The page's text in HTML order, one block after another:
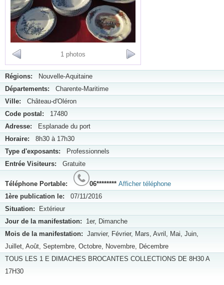
1 photos
Régions: Nouvelle-Aquitaine
Départements: Charente-Maritime
Ville: Château-d'Oléron
Code postal: 17480
Adresse: Esplanade du port
Horaire: 8h30 à 17h30
Type d'exposants: Professionnels
Entrée Visiteurs: Gratuite
Téléphone Portable: 06******** Afficher téléphone
1ère publication le: 07/11/2016
Situation: Extérieur
Jour de la manifestation: 1er, Dimanche
Mois de la manifestation: Janvier, Février, Mars, Avril, Mai, Juin,
Juillet, Août, Septembre, Octobre, Novembre, Décembre
TOUS LES 1 E DIMACHES BROCANTES COLLECTIONS DE 8H30 A
17H30